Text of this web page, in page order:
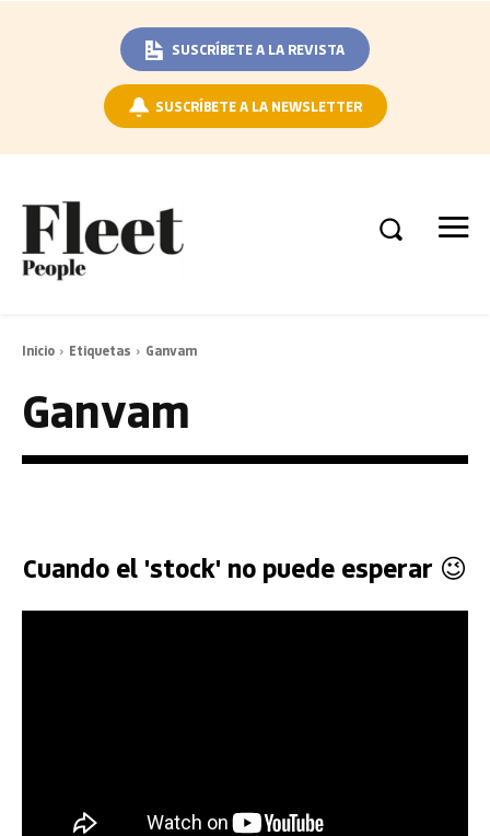
SUSCRÍBETE A LA REVISTA
SUSCRÍBETE A LA NEWSLETTER
Inicio Etiquetas Ganvam
Ganvam
Cuando el 'stock' no puede esperar 😉